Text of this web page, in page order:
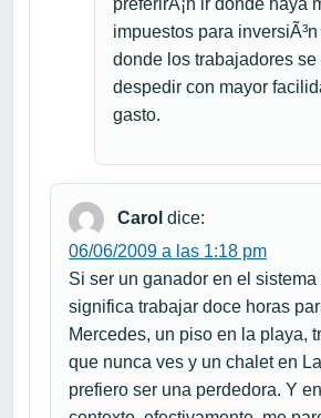
preferirÃ¡n ir donde haya
impuestos para
donde los trabajadores se
despedir con mayor
gasto.
Carol dice:
06/06/2009 a las 1:18 pm
Si ser un ganador en el
significa trabajar doce horas
Mercedes, un piso en la playa,
que nunca ves y un chalet en
prefiero ser una perdedora. Y